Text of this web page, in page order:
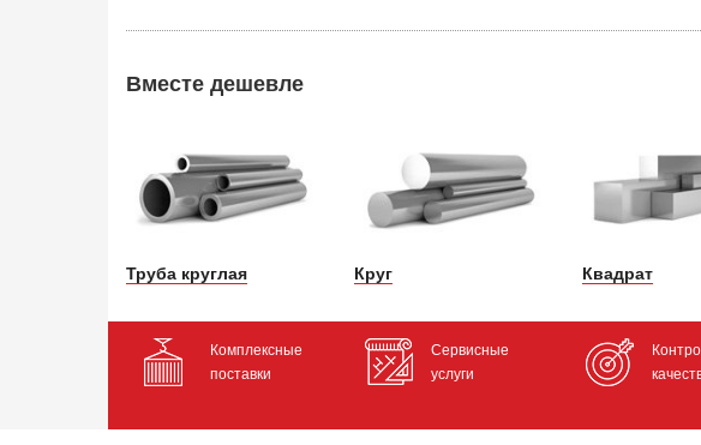
Вместе дешевле
Труба круглая Круг Квадрат
Комплексные
поставки
Сервисные
услуги